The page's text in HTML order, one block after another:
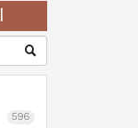
596